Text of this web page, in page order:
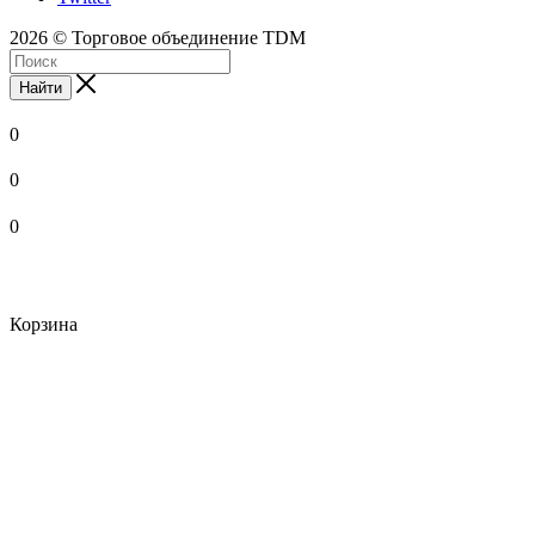
2026 © Торговое объединение TDM
Найти
0
0
0
Корзина